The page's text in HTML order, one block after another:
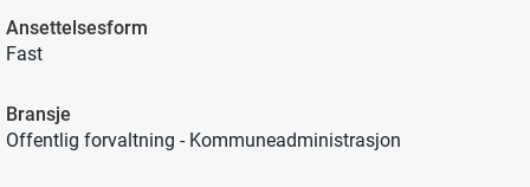
Ansettelsesform
Fast
Bransje
Offentlig forvaltning - Kommuneadministrasjon